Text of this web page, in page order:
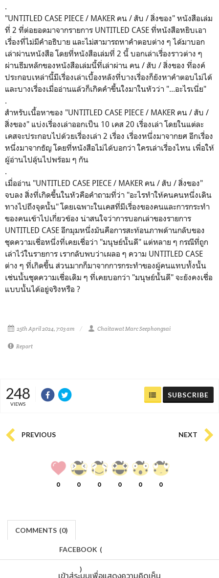
.
"UNTITLED CASE PIECE / MAKER คน / สับ / สิ่งของ" หนังสือเล่ม
ที่ 2 ที่ต่อยอดมาจากรายการ UNTITLED CASE ที่หนังสือหยิบเอา
เรื่องที่ไม่มีคำอธิบาย และไม่สามารถหาคำตอบต่าง ๆ ได้มาบอก
เล่าผ่านหนังสือ โดยที่หนังสือเล่มที่ 2 นี้ บอกเล่าเรื่องราวต่าง ๆ
ผ่านธีมหลักของหนังสือเล่มนี้ที่เล่าผ่าน คน / สับ / สิ่งของ ที่องค์
ประกอบเหล่านี้มีเรื่องเล่าเบื้องหลังที่บางเรื่องก็ยังหาคำตอบไม่ได้
และบางเรื่องเมื่ออ่านแล้วก็เกิดคำขึ้นใงมาในหัวว่า "...อะไรเนี่ย"
.
สำหรับเนื้อหาของ "UNTITLED CASE PIECE / MAKER คน / สับ /
สิ่งของ" แบ่งเรื่องเล่าออกเป็น 10 เคส 20 เรื่องเล่า โดยในแต่ละ
เคสจะประกอบไปด้วยเรื่องเล่า 2 เรื่อง เรื่องหนึ่งมาจากยศ อีกเรื่อง
หนึ่งมาจากธัญ โดยที่หนังสือไม่ได้บอกว่า ใครเล่าเรื่องไหน เพื่อให้
ผู้อ่านไปลุ้นไปพร้อม ๆ กัน
.
เมื่ออ่าน "UNTITLED CASE PIECE / MAKER คน / สับ / สิ่งของ"
จบลง สิ่งที่เกิดขึ้นในหัวคือคำถามที่ว่า "อะไรทำให้คนคนหนึ่งเดิน
ทางไปถึงจุดนั้น" โดยเฉพาะในเคสที่มีเรื่องของคนและการกระทำ
ของคนเข้าไปเกี่ยวข้อง น่าสนใจว่าการบอกเล่าของรายการ
UNTITLED CASE อีกมุมหนึ่งมันคือการสะท้อนภาพด้านกลับของ
ชุดความเชื่อหนึ่งที่เคยเชื่อว่า "มนุษย์นั้นดี" แต่หลาย ๆ กรณีที่ถูก
เล่าไว้ในรายการ เรากลับพบว่าเผลอ ๆ ความ UNTITLED CASE
ต่าง ๆ ที่เกิดขึ้น ส่วนมากก็มาจากการกระทำของผู้คนแทบทั้งนั้น
เช่นนั้นชุดความเชื่อเดิม ๆ ที่เคยบอกว่า "มนุษย์นั้นดี" จะยังคงเชื่อ
แบบนั้นได้อยู่จริงหรือ ?
25th April 2024, 7:03 am Chaitawat Marc Seephongsai
Report
248
VIEWS
SUBSCRIBE
PREVIOUS NEXT
0 0 0 0 0 0
COMMENTS (0)
FACEBOOK (
)
เข้าสู่ระบบเพื่อแสดงความคิดเห็น